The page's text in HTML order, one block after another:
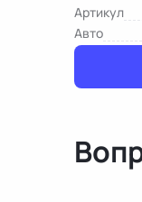
Артикул
Авто